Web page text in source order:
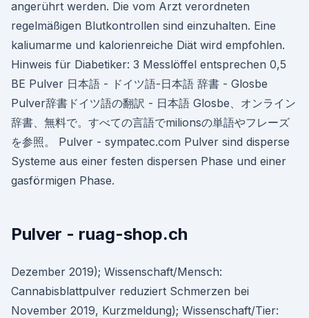
angerührt werden. Die vom Arzt verordneten
regelmäßigen Blutkontrollen sind einzuhalten. Eine
kaliumarme und kalorienreiche Diät wird empfohlen.
Hinweis für Diabetiker: 3 Messlöffel entsprechen 0,5
BE Pulver 日本語 - ドイツ語-日本語 辞書 - Glosbe
Pulver辞書ドイツ語の翻訳 - 日本語 Glosbe、オンライン
辞書、無料で。すべての言語でmilionsの単語やフレーズ
を参照。 Pulver - sympatec.com Pulver sind disperse
Systeme aus einer festen dispersen Phase und einer
gasförmigen Phase.
Pulver - ruag-shop.ch
Dezember 2019); Wissenschaft/Mensch:
Cannabisblattpulver reduziert Schmerzen bei
November 2019, Kurzmeldung); Wissenschaft/Tier: